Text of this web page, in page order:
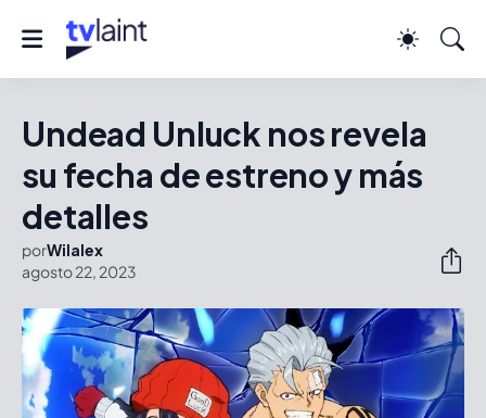
Undead Unluck nos revela
su fecha de estreno y más
detalles
porWilalex
agosto 22, 2023